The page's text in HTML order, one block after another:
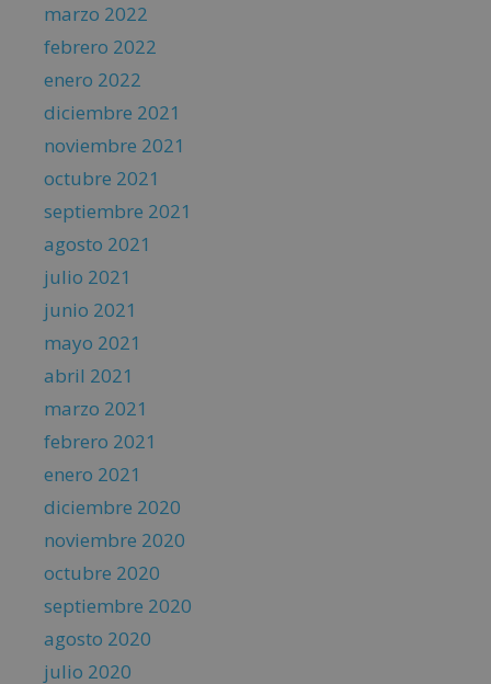
marzo 2022
febrero 2022
enero 2022
diciembre 2021
noviembre 2021
octubre 2021
septiembre 2021
agosto 2021
julio 2021
junio 2021
mayo 2021
abril 2021
marzo 2021
febrero 2021
enero 2021
diciembre 2020
noviembre 2020
octubre 2020
septiembre 2020
agosto 2020
julio 2020